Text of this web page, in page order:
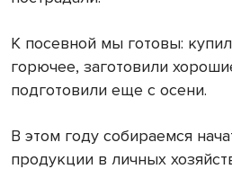
К посевной мы готовы:
горючее, заготовили
подготовили еще с осени.
В этом году собираемся
продукции в личных